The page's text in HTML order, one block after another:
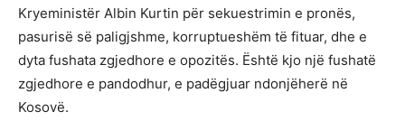
Kryeministër Albin Kurtin për sekuestrimin e pronës,
pasurisë së paligjshme, korruptueshëm të fituar, dhe e
dyta fushata zgjedhore e opozitës. Është kjo një fushatë
zgjedhore e pandodhur, e padëgjuar ndonjëherë në
Kosovë.